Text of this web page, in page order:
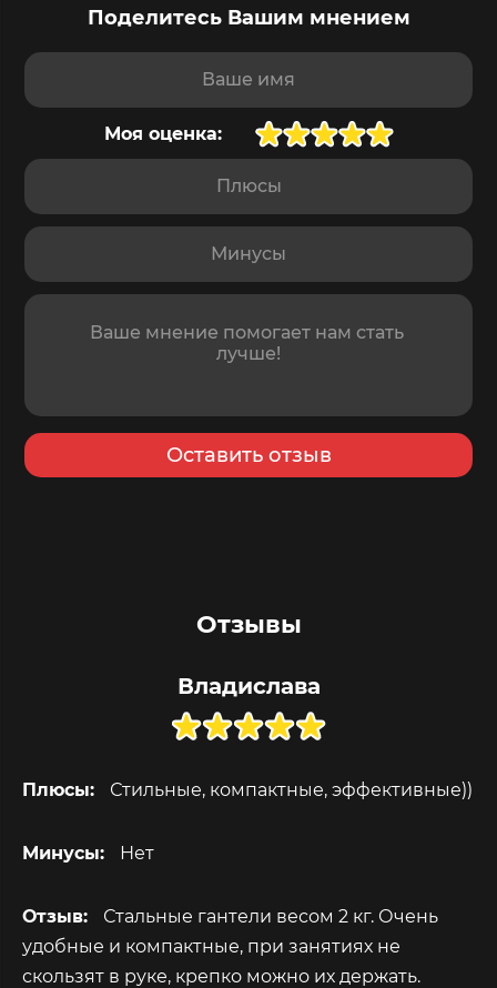
Поделитесь Вашим мнением
Моя оценка:
Ваше имя
Плюсы
Минусы
Отзыв
Оставить отзыв
Отзывы
Владислава
Плюсы: Стильные, компактные, эффективные))
Минусы: Нет
Отзыв:
Стальные гантели весом 2 кг. Очень
удобные и компактные, при занятиях не
скользят в руке, крепко можно их держать.